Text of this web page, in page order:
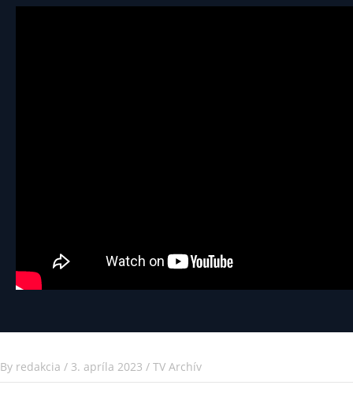
By redakcia / 3. apríla 2023 / TV Archív